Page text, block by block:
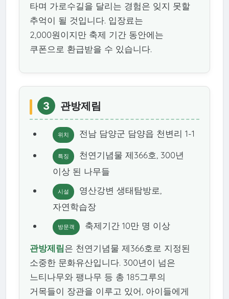
타며 가로수길을 달리는 경험은 잊지 못할
추억이 될 것입니다. 입장료는
2,000원이지만 축제 기간 동안에는
쿠폰으로 환급받을 수 있습니다.
3 관방제림
위치 전남 담양군 담양읍 천변리 1-1
특징
천연기념물 제366호, 300년
이상 된 나무들
시설
영산강변 생태탐방로,
자연학습장
방문객 축제기간 10만 명 이상
관방제림은 천연기념물 제366호로 지정된
소중한 문화유산입니다. 300년이 넘은
느티나무와 팽나무 등 총 185그루의
거목들이 장관을 이루고 있어, 아이들에게